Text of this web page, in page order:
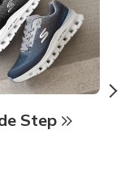
Step